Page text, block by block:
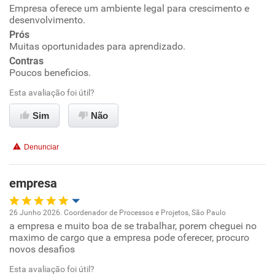
Oportunidade de promoção
Ambiente de trabalho
Conciliação com a vida familiar
Benefícios
Recomenda a diretoria
Empresa oferece um ambiente legal para crescimento e
desenvolvimento.
Prós
Muitas oportunidades para aprendizado.
Contras
Poucos beneficios.
Esta avaliação foi útil?
Sim Não
Denunciar
empresa
Oportunidade de promoção
26 Junho 2026. Coordenador de Processos e Projetos, São Paulo
a empresa e muito boa de se trabalhar, porem cheguei no
maximo de cargo que a empresa pode oferecer, procuro
novos desafios
Esta avaliação foi útil?